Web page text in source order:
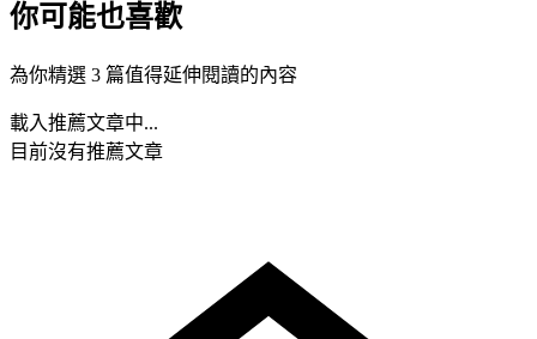
你可能也喜歡
為你精選 3 篇值得延伸閱讀的內容
載入推薦文章中...
目前沒有推薦文章